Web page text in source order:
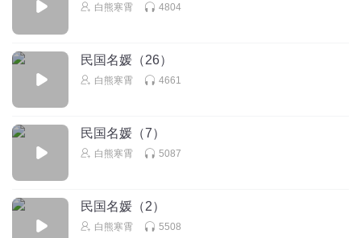
白熊寒霄 4804
民国名媛（26）
白熊寒霄 4661
民国名媛（7）
白熊寒霄 5087
民国名媛（2）
白熊寒霄 5508